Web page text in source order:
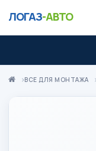
ЛОГАЗ-АВТО
ВСЕ ДЛЯ МОНТАЖА